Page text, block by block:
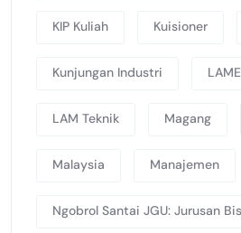
KIP Kuliah Kuisioner
Kunjungan Industri
LAM Teknik Magang
Malaysia Manajemen
Ngobrol Santai JGU: Jurusan